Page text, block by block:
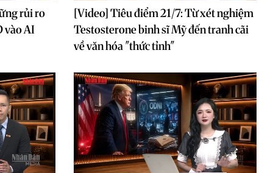
rủi ro
vào AI
[Video] Tiêu điểm 21/7: Từ xét nghiệm
Testosterone binh sĩ Mỹ đến tranh cãi
về văn hóa "thức tỉnh"